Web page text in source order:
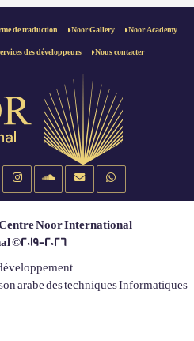
de traduction Noor Gallery Noor Academy
des développeurs Nous contacter
Centre Noor International
©2019-2026
arabe des techniques Informatiques